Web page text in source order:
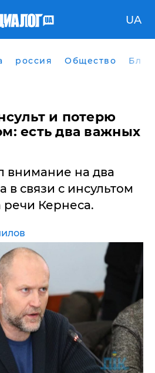
UA
россия Общество
и потерю
есть два важных
внимание на два
в связи с инсультом
Кернеса.